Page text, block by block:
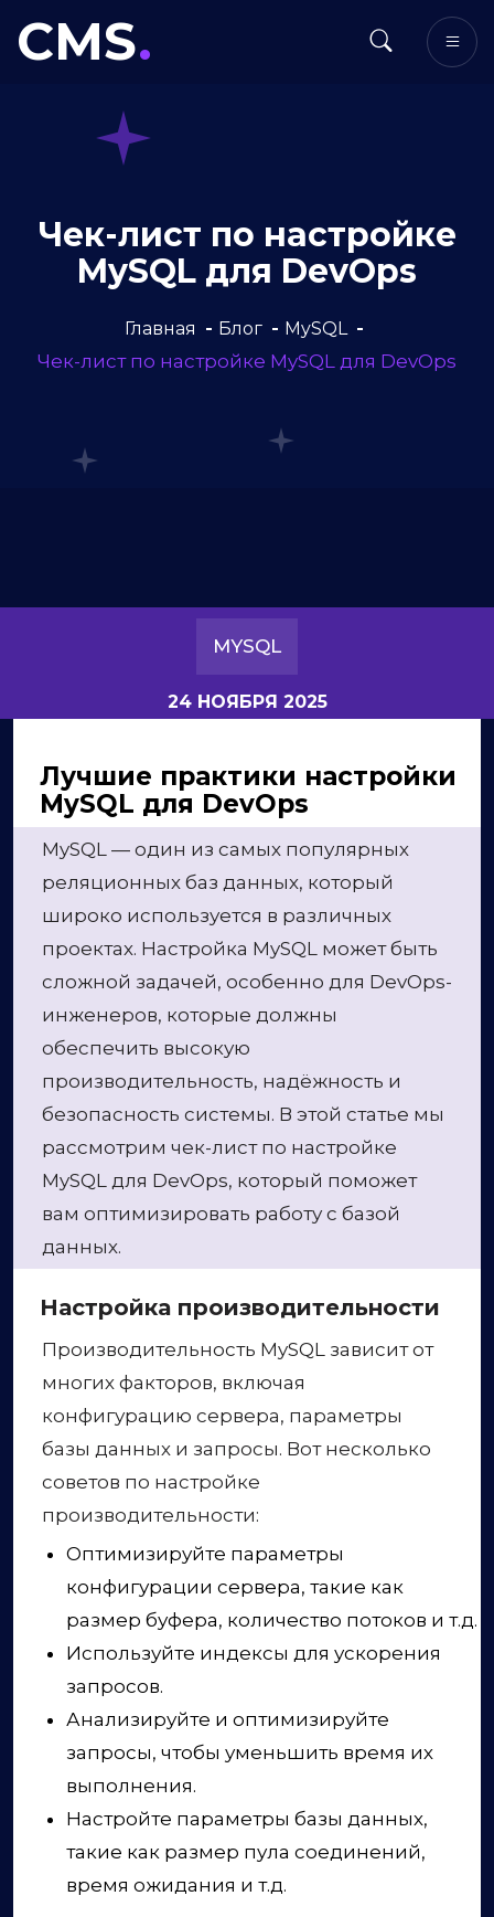
CMS.
Чек-лист по настройке
MySQL для DevOps
Главная Блог MySQL
Чек-лист по настройке MySQL для DevOps
MYSQL
24 НОЯБРЯ 2025
Лучшие практики настройки
MySQL для DevOps
MySQL — один из самых популярных
реляционных баз данных, который
широко используется в различных
проектах. Настройка MySQL может быть
сложной задачей, особенно для DevOps-
инженеров, которые должны
обеспечить высокую
производительность, надёжность и
безопасность системы. В этой статье мы
рассмотрим чек-лист по настройке
MySQL для DevOps, который поможет
вам оптимизировать работу с базой
данных.
Настройка производительности
Производительность MySQL зависит от
многих факторов, включая
конфигурацию сервера, параметры
базы данных и запросы. Вот несколько
советов по настройке
производительности:
Оптимизируйте параметры
конфигурации сервера, такие как
размер буфера, количество потоков и т.д.
Используйте индексы для ускорения
запросов.
Анализируйте и оптимизируйте
запросы, чтобы уменьшить время их
выполнения.
Настройте параметры базы данных,
такие как размер пула соединений,
время ожидания и т.д.